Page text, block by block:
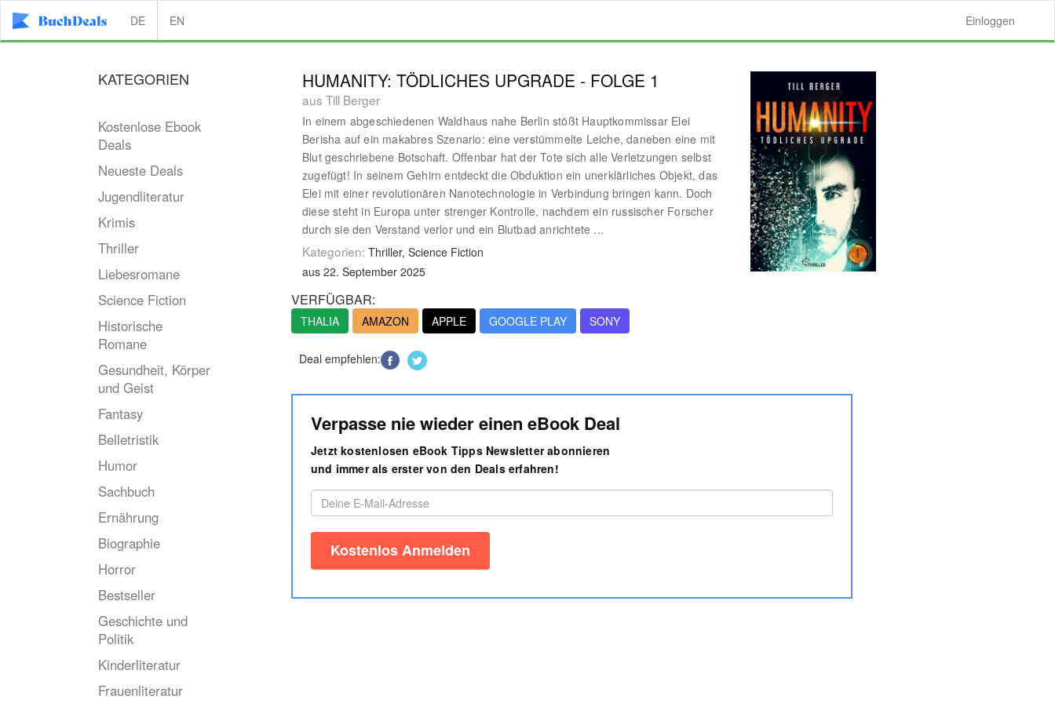
DE EN Einloggen
KATEGORIEN
Kostenlose Ebook
Deals
Neueste Deals
Jugendliteratur
Krimis
Thriller
Liebesromane
Science Fiction
Historische
Romane
Gesundheit, Körper
und Geist
Fantasy
Belletristik
Humor
Sachbuch
Ernährung
Biographie
Horror
Bestseller
Geschichte und
Politik
Kinderliteratur
Frauenliteratur
HUMANITY: TÖDLICHES UPGRADE - FOLGE 1
aus Till Berger
In einem abgeschiedenen Waldhaus nahe Berlin stößt Hauptkommissar Elei
Berisha auf ein makabres Szenario: eine verstümmelte Leiche, daneben eine mit
Blut geschriebene Botschaft. Offenbar hat der Tote sich alle Verletzungen selbst
zugefügt! In seinem Gehirn entdeckt die Obduktion ein unerklärliches Objekt, das
Elei mit einer revolutionären Nanotechnologie in Verbindung bringen kann. Doch
diese steht in Europa unter strenger Kontrolle, nachdem ein russischer Forscher
durch sie den Verstand verlor und ein Blutbad anrichtete ...
Kategorien: Thriller, Science Fiction
aus 22. September 2025
VERFÜGBAR:
THALIA AMAZON APPLE GOOGLE PLAY SONY
Deal empfehlen:
Verpasse nie wieder einen eBook Deal
Jetzt kostenlosen eBook Tipps Newsletter abonnieren
und immer als erster von den Deals erfahren!